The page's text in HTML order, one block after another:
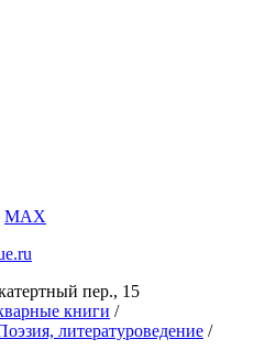
MAX
пер., 15
книги /
литературоведение /